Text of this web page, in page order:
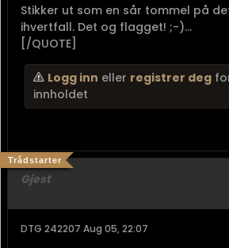
Stikker ut som en sår tommel på
ihvertfall. Det og flagget! ;-)...
[/QUOTE]
Logg inn eller registrer deg
innholdet
Gjest
Trådstarter
DTG 242207 Aug 05, 22:07